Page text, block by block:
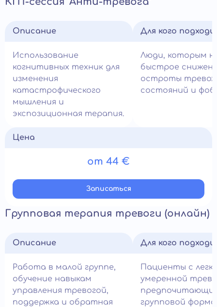
Описание
Использование
когнитивных техник для
изменения
катастрофического
мышления и
экспозиционная терапия.
Для кого
Люди, которым
быстрое
остроты
состояний и
Цена
от 44 €
Записатьcя
Групповая терапия тревоги (онлайн)
Описание
Работа в малой группе,
обучение навыкам
управления тревогой,
поддержка и обратная
Для кого
Пациенты с
умеренной
групповой